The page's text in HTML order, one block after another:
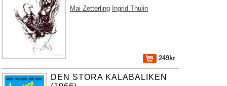
Mai Zetterling Ingrid Thulin
249kr
DEN STORA KALABALIKEN